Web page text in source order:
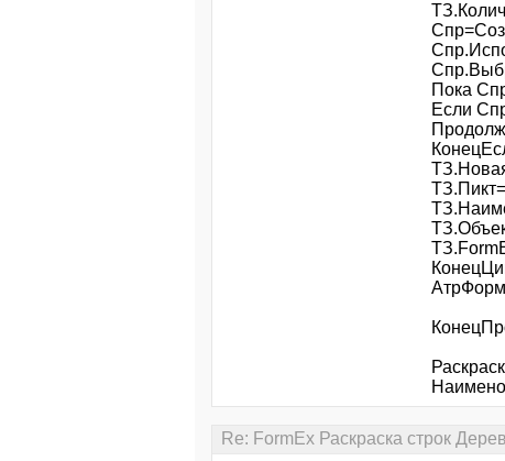
Пока
Если
Re: FormEx Раскраска строк